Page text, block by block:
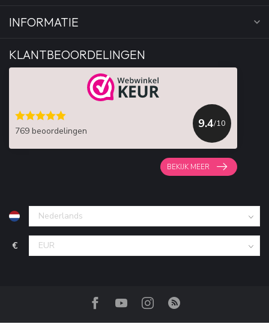
INFORMATIE
KLANTBEOORDELINGEN
769 beoordelingen
9.4/10
BEKIJK MEER
€